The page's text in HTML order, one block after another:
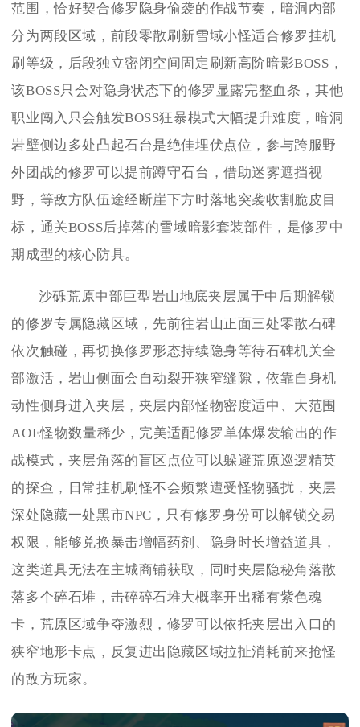
范围，恰好契合修罗隐身偷袭的作战节奏，暗洞内部
分为两段区域，前段零散刷新雪域小怪适合修罗挂机
刷等级，后段独立密闭空间固定刷新高阶暗影BOSS，
该BOSS只会对隐身状态下的修罗显露完整血条，其他
职业闯入只会触发BOSS狂暴模式大幅提升难度，暗洞
岩壁侧边多处凸起石台是绝佳埋伏点位，参与跨服野
外团战的修罗可以提前蹲守石台，借助迷雾遮挡视
野，等敌方队伍途经断崖下方时落地突袭收割脆皮目
标，通关BOSS后掉落的雪域暗影套装部件，是修罗中
期成型的核心防具。
沙砾荒原中部巨型岩山地底夹层属于中后期解锁
的修罗专属隐藏区域，先前往岩山正面三处零散石碑
依次触碰，再切换修罗形态持续隐身等待石碑机关全
部激活，岩山侧面会自动裂开狭窄缝隙，依靠自身机
动性侧身进入夹层，夹层内部怪物密度适中、大范围
AOE怪物数量稀少，完美适配修罗单体爆发输出的作
战模式，夹层角落的盲区点位可以躲避荒原巡逻精英
的探查，日常挂机刷怪不会频繁遭受怪物骚扰，夹层
深处隐藏一处黑市NPC，只有修罗身份可以解锁交易
权限，能够兑换暴击增幅药剂、隐身时长增益道具，
这类道具无法在主城商铺获取，同时夹层隐秘角落散
落多个碎石堆，击碎碎石堆大概率开出稀有紫色魂
卡，荒原区域争夺激烈，修罗可以依托夹层出入口的
狭窄地形卡点，反复进出隐藏区域拉扯消耗前来抢怪
的敌方玩家。